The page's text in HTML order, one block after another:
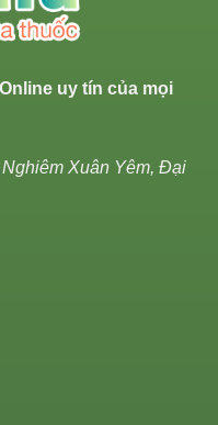
uy tín của mọi
Xuân Yêm, Đại